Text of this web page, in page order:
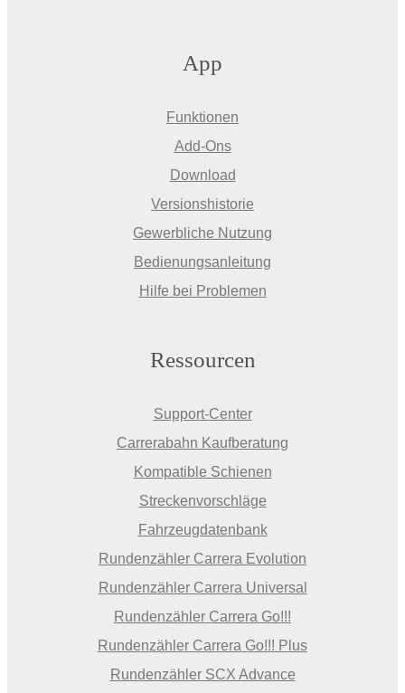
App
Funktionen
Add-Ons
Download
Versionshistorie
Gewerbliche Nutzung
Bedienungsanleitung
Hilfe bei Problemen
Ressourcen
Support-Center
Carrerabahn Kaufberatung
Kompatible Schienen
Streckenvorschläge
Fahrzeugdatenbank
Rundenzähler Carrera Evolution
Rundenzähler Carrera Universal
Rundenzähler Carrera Go!!!
Rundenzähler Carrera Go!!! Plus
Rundenzähler SCX Advance